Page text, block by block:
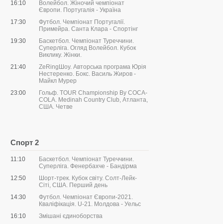
16:10
Волейбол. Жіночий чемпіонат
Європи. Португалія - Україна
17:30
Футбол. Чемпіонат Португалії.
Примейра. Санта Клара - Спортінг
19:30
Баскетбол. Чемпіонат Туреччини.
Суперліга. Огляд Волейбол. Кубок
Виклику. Жінки.
21:40
ZeRingШоу. Авторська програма Юрія
Нестеренко. Бокс. Василь Жиров -
Майкл Мурер
23:00
Гольф. TOUR Championship By COCA-
COLA. Medinah Country Club, Атланта,
США. Четве
Спорт 2
11:10
Баскетбол. Чемпіонат Туреччини.
Суперліга. Фенербахче - Бандірма
12:50
Шорт-трек. Кубок світу. Солт-Лейк-
Сіті, США. Перший день
14:30
Футбол. Чемпіонат Європи-2021.
Кваліфікація. U-21. Молдова - Уельс
16:10
Змішані єдиноборства